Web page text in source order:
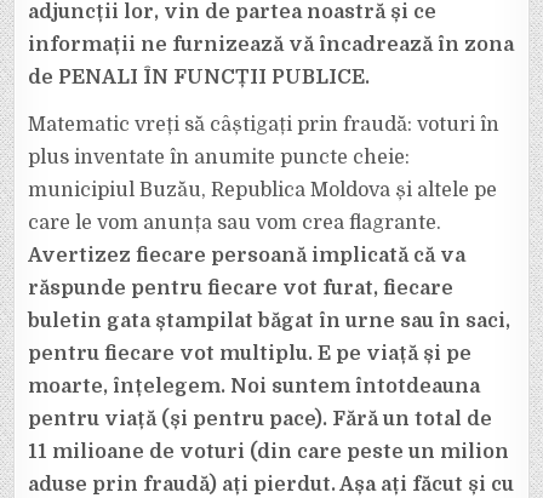
adjuncții lor, vin de partea noastră și ce
informații ne furnizează vă încadrează în zona
de PENALI ÎN FUNCȚII PUBLICE.
Matematic vreți să câștigați prin fraudă: voturi în
plus inventate în anumite puncte cheie:
municipiul Buzău, Republica Moldova și altele pe
care le vom anunța sau vom crea flagrante.
Avertizez fiecare persoană implicată că va
răspunde pentru fiecare vot furat, fiecare
buletin gata ștampilat băgat în urne sau în saci,
pentru fiecare vot multiplu. E pe viață și pe
moarte, înțelegem. Noi suntem întotdeauna
pentru viață (și pentru pace). Fără un total de
11 milioane de voturi (din care peste un milion
aduse prin fraudă) ați pierdut. Așa ați făcut și cu